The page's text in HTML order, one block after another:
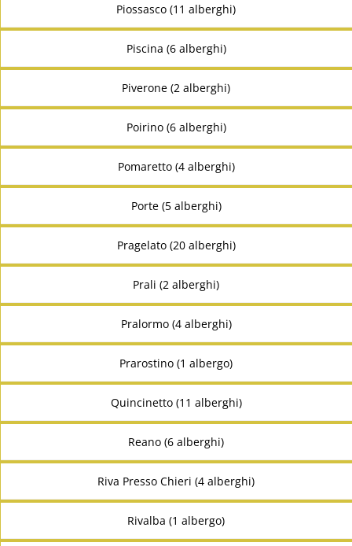
Piossasco (11 alberghi)
Piscina (6 alberghi)
Piverone (2 alberghi)
Poirino (6 alberghi)
Pomaretto (4 alberghi)
Porte (5 alberghi)
Pragelato (20 alberghi)
Prali (2 alberghi)
Pralormo (4 alberghi)
Prarostino (1 albergo)
Quincinetto (11 alberghi)
Reano (6 alberghi)
Riva Presso Chieri (4 alberghi)
Rivalba (1 albergo)